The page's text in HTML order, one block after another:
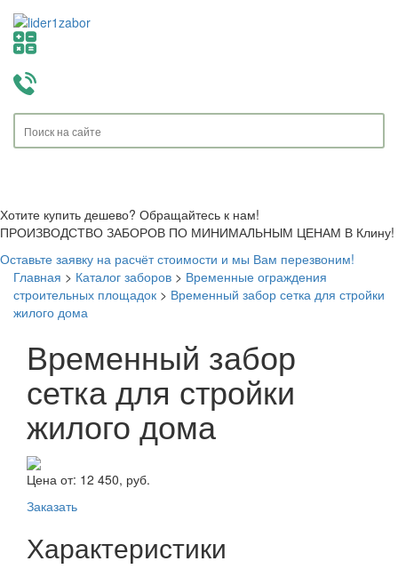
Хотите купить дешево? Обращайтесь к нам!
ПРОИЗВОДСТВО ЗАБОРОВ ПО МИНИМАЛЬНЫМ ЦЕНАМ В Клину!
Оставьте заявку на расчёт стоимости и мы Вам перезвоним!
Главная > Каталог заборов > Временные ограждения
строительных площадок > Временный забор сетка для стройки
жилого дома
Временный забор
сетка для стройки
жилого дома
Цена от: 12 450, руб.
Заказать
Характеристики